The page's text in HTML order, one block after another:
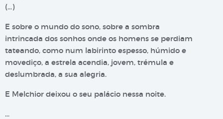
(…)
E sobre o mundo do sono, sobre a sombra
intrincada dos sonhos onde os homens se perdiam
tateando, como num labirinto espesso, húmido e
movediço, a estrela acendia, jovem, trémula e
deslumbrada, a sua alegria.
E Melchior deixou o seu palácio nessa noite.
…